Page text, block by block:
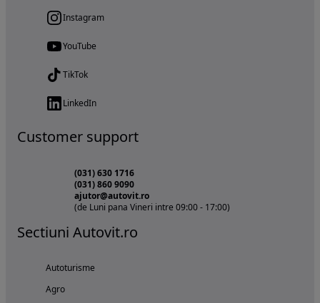
Instagram
YouTube
TikTok
LinkedIn
Customer support
(031) 630 1716
(031) 860 9090
ajutor@autovit.ro
(de Luni pana Vineri intre 09:00 - 17:00)
Sectiuni Autovit.ro
Autoturisme
Agro